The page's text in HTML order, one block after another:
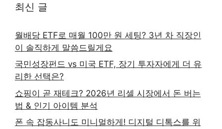
최신 글
월배당 ETF로 매월 100만 원 세팅? 3년 차 직장인
이 솔직하게 말씀드릴게요
국민성장펀드 vs 미국 ETF, 장기 투자자에게 더 유
리한 선택은?
쇼핑이 곧 재테크? 2026년 리셀 시장에서 돈 버는
법 & 인기 아이템 분석
폰 속 잡동사니도 미니멀하게! 디지털 디톡스를 위